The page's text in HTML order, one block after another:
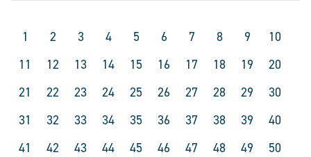
1 2 3 4 5 6 7 8 9
10
11
12 13 14 15 16 17 18 19
20
21
22 23 24 25 26 27 28 29
30
31
32 33 34 35 36 37 38 39
40
41
42 43 44 45 46 47 48 49
50